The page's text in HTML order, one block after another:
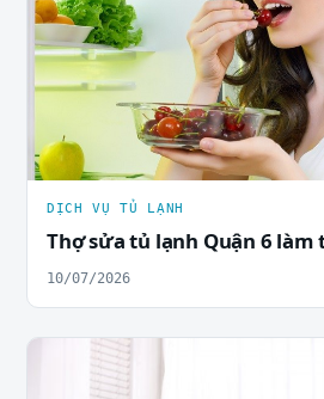
DỊCH VỤ TỦ LẠNH
Thợ sửa tủ lạnh Quận 6 làm
10/07/2026